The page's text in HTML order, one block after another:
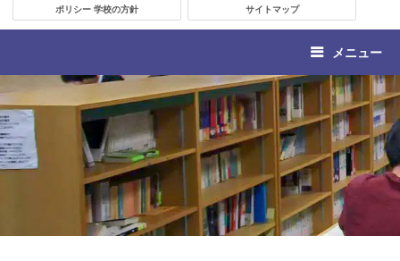
ポリシー 学校の方針 サイトマップ
メニュー